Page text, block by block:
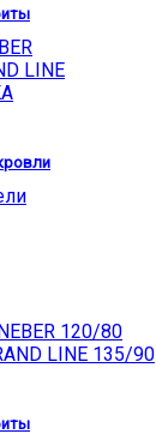
LINE
120/80
LINE 135/90